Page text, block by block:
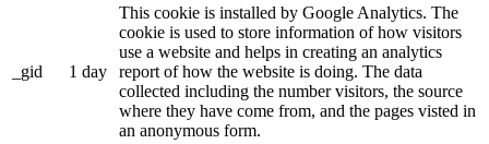
_gid 1 day
This cookie is installed by Google Analytics. The
cookie is used to store information of how visitors
use a website and helps in creating an analytics
report of how the website is doing. The data
collected including the number visitors, the source
where they have come from, and the pages visted in
an anonymous form.